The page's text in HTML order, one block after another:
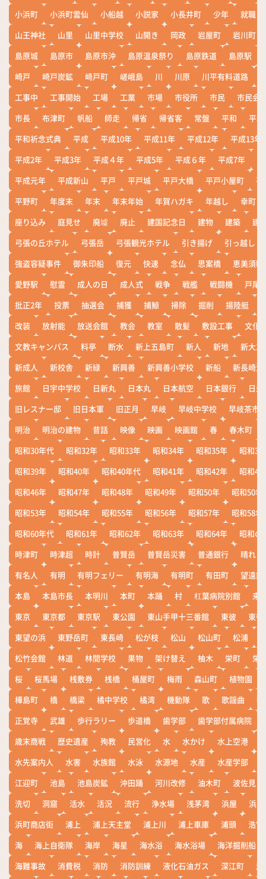
小浜町 小浜町雲仙 小船越 小説家 小長井町 少年
就職
山王神社
山里 山里中学校 山開き 岡政 岩屋町
岩川町
島原城
島原市 島原市沖 島原温泉祭り 島原鉄道 島原駅
崎戸
崎戸炭鉱 崎戸町 嵯峨島 川 川原 川平有料道路
工事中
工事開始 工場 工業 市場 市役所 市民
市民会
市長
布津町 帆船 師走 帰省 帰省客 常盤 平和
平
平和祈念式典
平成 平成10年 平成11年 平成12年
平成13年
平成2年
平成3年 平成４年 平成5年 平成６年 平成7年
平成元年
平成新山 平戸 平戸城 平戸大橋 平戸小屋町
平
平野町
年度末 年末 年末年始 年賀ハガキ 年越し
幸町
座り込み
庭見せ 廃墟 廃止 建国記念日 建物 建築
建
弓張の丘ホテル
弓張岳 弓張観光ホテル 引き揚げ
引っ越し
強盗容疑事件
御朱印船 復元 快速 念仏 思案橋
恵美須町
愛野駅
慰霊 成人の日 成人式 戦争 戦艦 戦闘機
戸尾
批正2年
投票 抽選会 捕獲 捕鯨 掃除 掘削 揚陸艇
改装
放射能 放送会館 教会 教室 散髪 敷設工事
文化
文教キャンパス
料亭 断水 新上五島町 新人 新地
新大工
新成人
新校舎 新緑 新興善 新興善小学校 新船
新長崎漁
旅館
日宇中学校 日新丸 日本丸 日本航空 日本銀行
日
旧レスナー邸
旧日本軍 旧正月 早岐 早岐中学校
早岐茶市
明治
明治の建物 昔話 映像 映画 映画館 春 春木町
昭和30年代
昭和32年 昭和33年 昭和34年 昭和35年
昭和36
昭和39年
昭和40年 昭和40年代 昭和41年 昭和42年
昭和43
昭和46年
昭和47年 昭和48年 昭和49年 昭和50年
昭和50年
昭和53年
昭和54年 昭和55年 昭和56年 昭和57年
昭和58年
昭和60年代
昭和61年 昭和62年 昭和63年 昭和64年
昭和の
時津町
時津超 時計 普賢岳 普賢岳災害 普通銀行
晴れ
有名人
有明 有明フェリー 有明海 有明町 有田町
望遠鏡
本島
本島市長 本明川 本町 本踊 村 杠葉病院別館
来
東京
東京都 東京駅 東公園 東山手甲十三番館 東彼
東彼
東望の浜
東野岳町 東長崎 松が枝 松山 松山町 松浦
松竹会館
林道 林間学校 果物 架け替え 柚木 栄町
栄
桜
桜馬場 桟敷券 桟橋 桶屋町 梅雨 森山町 植物園
樺島町
橋 橋梁 橘中学校 橘湾 機動隊 歌 歌謡曲
正覚寺
武雄 歩行ラリー 歩道橋 歯学部 歯学部付属病院
歳末商戦
歴史遺産 殉教 民営化 水 水かけ 水上空港
水先案内人
水害 水族館 水泳 水源地 水産 水産学部
江迎町
池島 池島炭鉱 沖田踊 河川改修 油木町
波佐見
洗切
洞窟 活水 活況 流行 浄水場 浅茅湾 浜屋
浜
浜町商店街
浦上 浦上天主堂 浦上川 浦上車庫 浦頭
浩宮
海
海上自衛隊 海岸 海星 海水浴 海水浴場
海洋掘削船
海難事故
消費税 消防 消防訓練 液化石油ガス 深江町
淵